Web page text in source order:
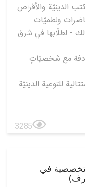
الدينيّة والأقراص
ولطميّات
- لطلّابها في شرق
مع شخصيّاتٍ
للتوعية الدينيّة
3285
في